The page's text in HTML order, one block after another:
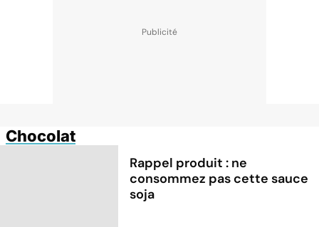
Chocolat
Rappel produit : ne
consommez pas cette sauce
soja